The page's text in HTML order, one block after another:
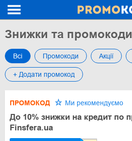
Знижки та
Всі Промокоди Акції
+ Додати промокод
ПРОМОКОД Ми рекомендуємо
До 10% знижки на кредит по
Finsfera.ua